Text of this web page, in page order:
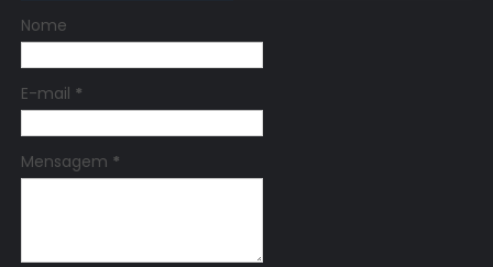
Nome
E-mail *
Mensagem *